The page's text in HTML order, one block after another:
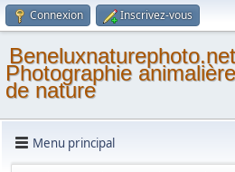
Connexion Inscrivez-vous
Photographie
de nature
Menu principal